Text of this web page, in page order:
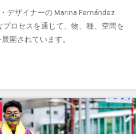
デザイナーの Marina Fernández
ロセスを通じて、物、種、空間を
開されています。